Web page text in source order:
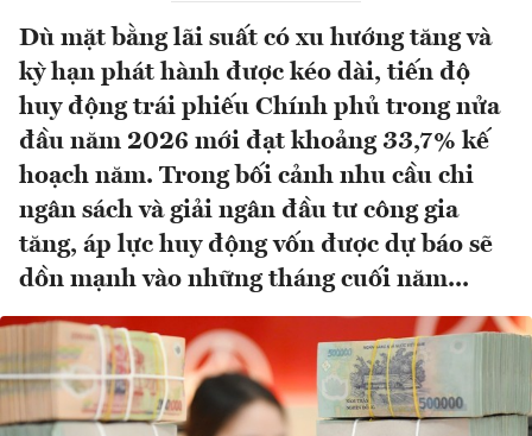
Dù mặt bằng lãi suất có xu hướng tăng và
kỳ hạn phát hành được kéo dài, tiến độ
huy động trái phiếu Chính phủ trong nửa
đầu năm 2026 mới đạt khoảng 33,7% kế
hoạch năm. Trong bối cảnh nhu cầu chi
ngân sách và giải ngân đầu tư công gia
tăng, áp lực huy động vốn được dự báo sẽ
dồn mạnh vào những tháng cuối năm...